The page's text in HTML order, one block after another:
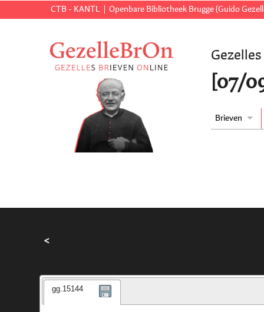
CTB - KANTL Openbare Bibliotheek Brugge (Guido
[07/
Brieven
<
gg.15144